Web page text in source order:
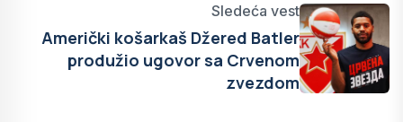
Sledeća vest
Američki košarkaš Džered Batler
produžio ugovor sa Crvenom
zvezdom